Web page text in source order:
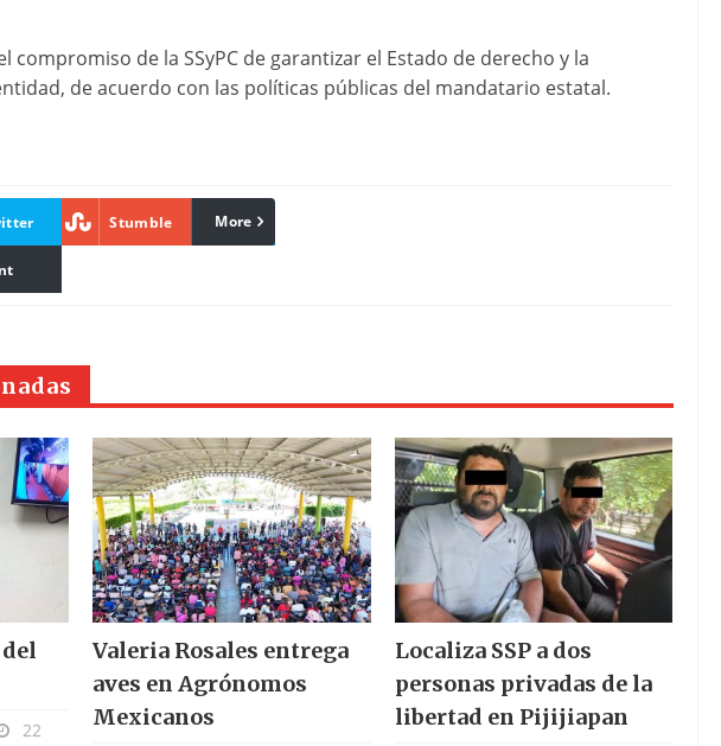
compromiso de la SSyPC de garantizar el Estado de derecho y la
de acuerdo con las políticas públicas del mandatario estatal.
Stumble linkedin
More
22
Valeria Rosales entrega
aves en Agrónomos
Mexicanos
Localiza SSP a dos
personas privadas de la
libertad en Pijijiapan